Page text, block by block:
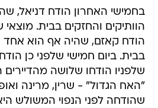
בחמישי האחרון הודח דניאל,
הוותיקים והחזקים בבית.
הודח קאזם, שהיה אף הוא אחד
בבית. ביום חמישי שלפני כן
שלפניו הודחו שלושה מהדיירים
"האח הגדול" - שרין, מרינה
שהודחה לפני הנפוי המשולש